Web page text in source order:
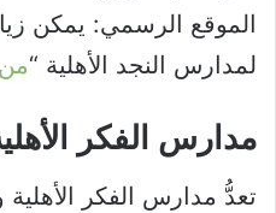
الموقع الرسمي: يمكن
لمدارس النجد الأهلية “
مدارس الفكر
تعدُّ مدارس الفكر